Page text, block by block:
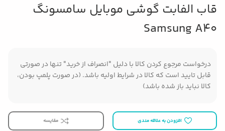
قاب الفابت گوشی موبایل سامسونگ
Samsung A40
درخواست مرجوع کردن کالا با دلیل "انصراف از خرید" تنها در صورتی
قابل تایید است که کالا در شرایط اولیه باشد. (در صورت پلمپ بودن،
کالا نباید باز شده باشد)
افزودن به علاقه مندی مقایسه